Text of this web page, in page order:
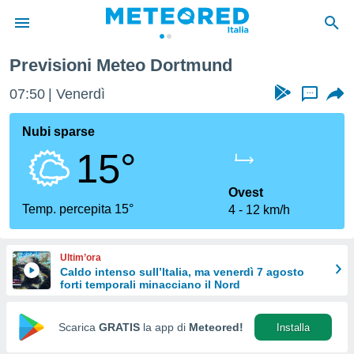
di
per
le
di
Web
Previsioni Meteo Dortmund
07:50 Venerdì ...
Nubi sparse
15°
Temp. percepita 15°
Ovest
4
12 km/h
Ultim’ora
Caldo intenso sull’Italia, ma venerdì 7 agosto
forti temporali minacciano il Nord
Scarica GRATIS la app di Meteored! Installa